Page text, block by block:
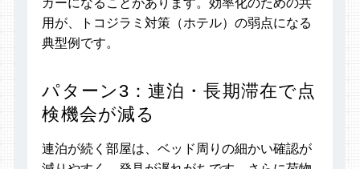
用が、トコジラミ対策（ホテル）の弱点になる
典型例です。
パターン3：連泊・長期滞在で点
検機会が減る
連泊が続く部屋は、ベッド周りの細かい確認が